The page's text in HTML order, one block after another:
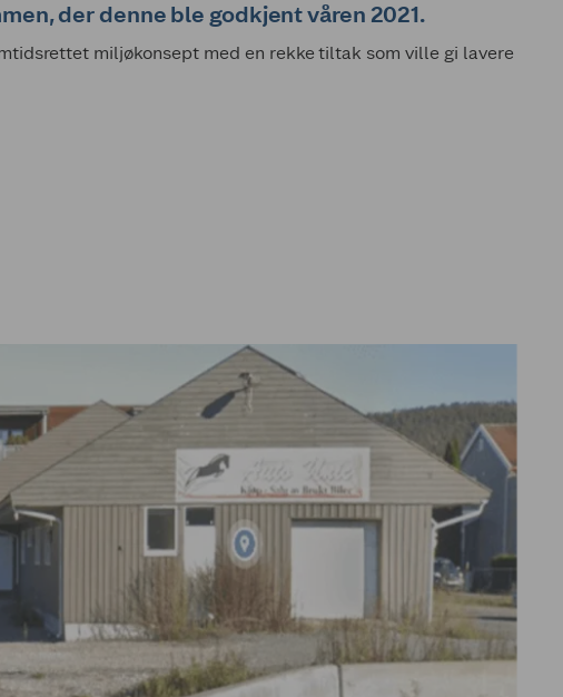
der denne ble godkjent våren 2021.
miljøkonsept med en rekke tiltak som ville gi lavere